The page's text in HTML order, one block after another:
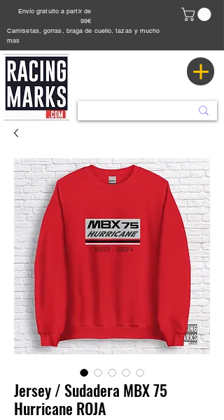
Envío gratuito a partir de
99€
Camisetas, gorras, braga de cuello, tazas y mucho
mas
Jersey / Sudadera MBX 75
Hurricane ROJA